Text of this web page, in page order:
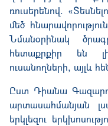
ռուսերենով. «
մեծ
Նմանօրինակ
հետաքրքիր են
ուսանողների, այլև
Ըստ Դիանա
արտասահմանյան
երկլեզու